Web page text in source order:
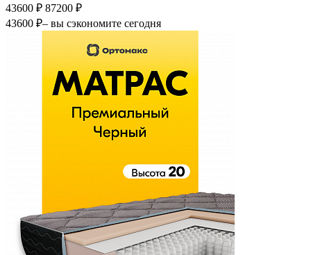
43600 ₽ 87200 ₽
43600 ₽– вы сэкономите сегодня